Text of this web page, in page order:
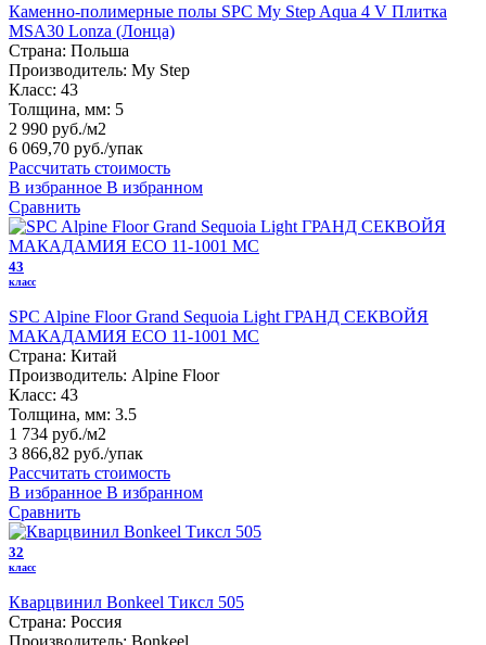
Каменно-полимерные полы SPC My Step Aqua 4 V Плитка
MSA30 Lonza (Лонца)
Страна: Польша
Производитель: My Step
Класс: 43
Толщина, мм: 5
2 990 руб./м2
6 069,70 руб./упак
Рассчитать стоимость
В избранное В избранном
Сравнить
43
класс
SPC Alpine Floor Grand Sequoia Light ГРАНД СЕКВОЙЯ
МАКАДАМИЯ ЕСО 11-1001 MC
Страна: Китай
Производитель: Alpine Floor
Класс: 43
Толщина, мм: 3.5
1 734 руб./м2
3 866,82 руб./упак
Рассчитать стоимость
В избранное В избранном
Сравнить
32
класс
Кварцвинил Bonkeel Тиксл 505
Страна: Россия
Производитель: Bonkeel